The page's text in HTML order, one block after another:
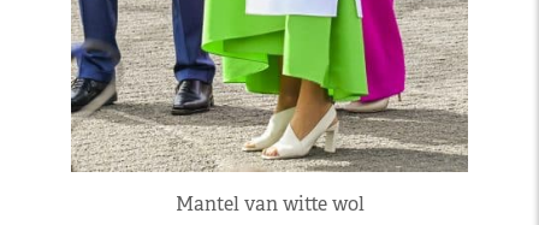
Mantel van witte wol